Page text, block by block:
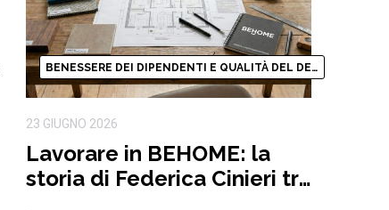
BENESSERE DEI DIPENDENTI E QUALITÀ DEL DESIGN
23 GIUGNO 2026
Lavorare in BEHOME: la
storia di Federica Cinieri tra